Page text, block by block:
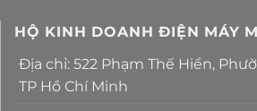
HỘ KINH DOANH ĐIỆN MÁY
Địa chỉ: 522 Phạm Thế Hiển,
TP Hồ Chí Minh